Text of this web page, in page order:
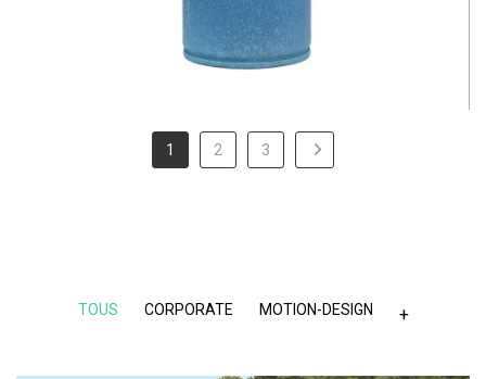
1 2 3
TOUS CORPORATE MOTION-DESIGN +